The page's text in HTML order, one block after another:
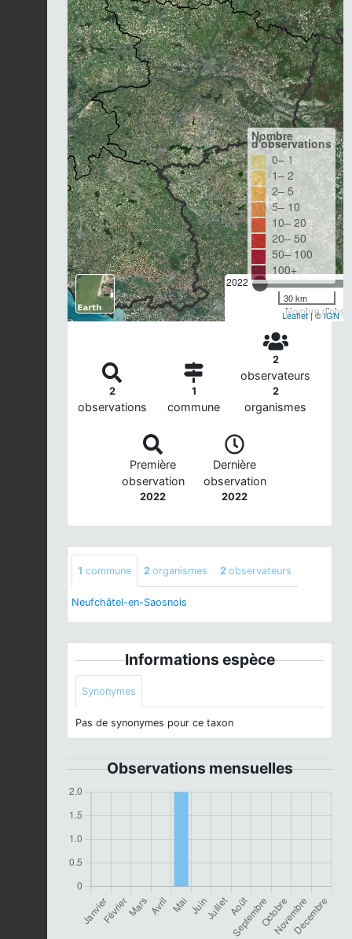
2022
Nombre
Nombre
d'observations
0– 1
1– 2
2– 5
5– 10
10– 20
20– 50
50– 100
100+
30 km
Leaflet| ©IGN
2
observations
1
commune
2
observateurs
2
organismes
Première
observation
2022
Dernière
observation
2022
1 commune 2 organismes 2 observateurs
Neufchâtel-en-Saosnois
Informations espèce
Synonymes
Pas de synonymes pour ce taxon
Observations mensuelles